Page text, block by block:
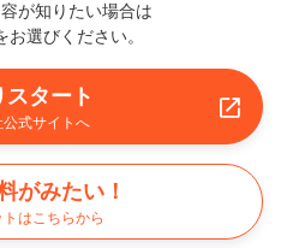
が知りたい場合は
お選びください。
スタート
公式サイトへ
がみたい！
はこちらから